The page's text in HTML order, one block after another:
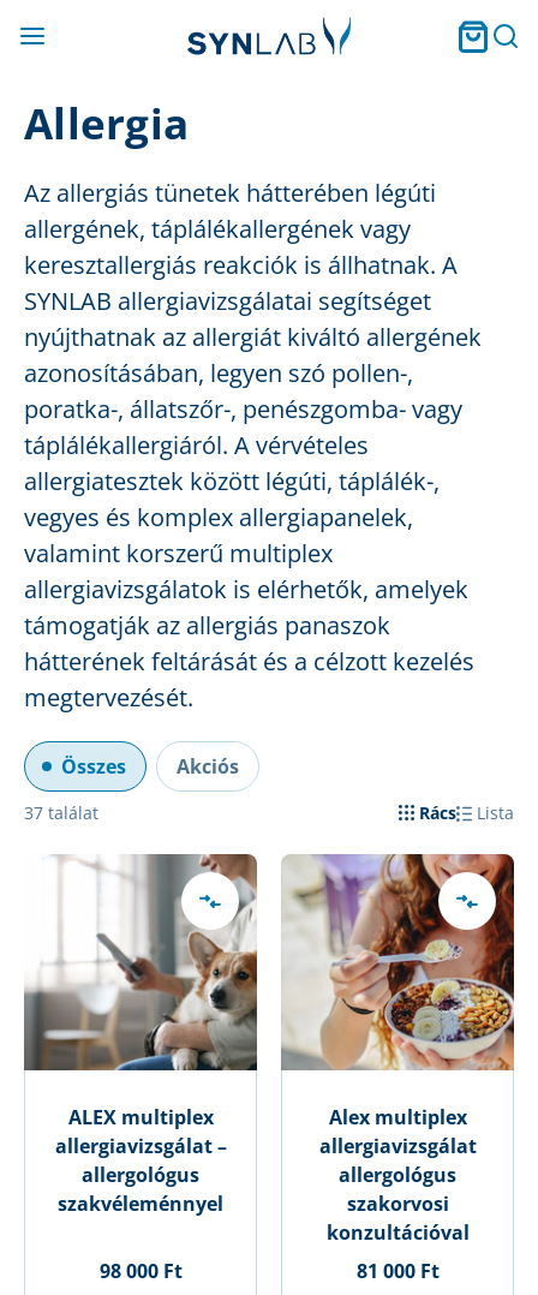
Allergia
Az allergiás tünetek hátterében légúti
allergének, táplálékallergének vagy
keresztallergiás reakciók is állhatnak. A
SYNLAB allergiavizsgálatai segítséget
nyújthatnak az allergiát kiváltó allergének
azonosításában, legyen szó pollen-,
poratka-, állatszőr-, penészgomba- vagy
táplálékallergiáról. A vérvételes
allergiatesztek között légúti, táplálék-,
vegyes és komplex allergiapanelek,
valamint korszerű multiplex
allergiavizsgálatok is elérhetők, amelyek
támogatják az allergiás panaszok
hátterének feltárását és a célzott kezelés
megtervezését.
Összes Akciós
37 találat Rács Lista
ALEX multiplex
allergiavizsgálat –
allergológus
szakvéleménnyel
98 000 Ft
Alex multiplex
allergiavizsgálat
allergológus
szakorvosi
konzultációval
81 000 Ft